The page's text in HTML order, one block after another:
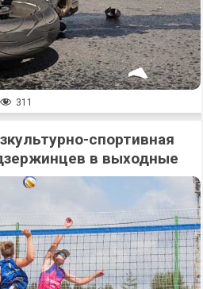
311
спортивная
в выходные